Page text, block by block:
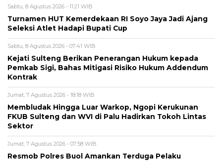
Sabtu, 8 Agustus 2026 - 11:21 WIB
Turnamen HUT Kemerdekaan RI Soyo Jaya Jadi Ajang
Seleksi Atlet Hadapi Bupati Cup
Sabtu, 8 Agustus 2026 - 07:41 WIB
Kejati Sulteng Berikan Penerangan Hukum kepada
Pemkab Sigi, Bahas Mitigasi Risiko Hukum Addendum
Kontrak
Jumat, 7 Agustus 2026 - 18:18 WIB
Membludak Hingga Luar Warkop, Ngopi Kerukunan
FKUB Sulteng dan WVI di Palu Hadirkan Tokoh Lintas
Sektor
Jumat, 7 Agustus 2026 - 07:58 WIB
Resmob Polres Buol Amankan Terduga Pelaku